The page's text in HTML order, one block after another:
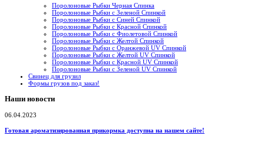
Поролоновые Рыбки Черная Спинка
Поролоновые Рыбки с Зеленой Спинкой
Поролоновые Рыбки с Синей Спинкой
Поролоновые Рыбки с Красной Спинкой
Поролоновые Рыбки с Фиолетовой Спинкой
Поролоновые Рыбки с Желтой Спинкой
Поролоновые Рыбки с Оранжевой UV Спинкой
Поролоновые Рыбки с Желтой UV Спинкой
Поролоновые Рыбки с Красной UV Спинкой
Поролоновые Рыбки с Зеленой UV Спинкой
Свинец для грузил
Формы грузов под заказ!
Наши новости
06.04.2023
Готовая ароматизированная прикормка доступна на нашем сайте!